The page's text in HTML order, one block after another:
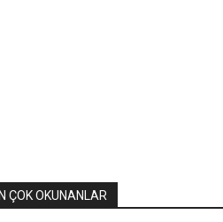
ÇOK OKUNANLAR